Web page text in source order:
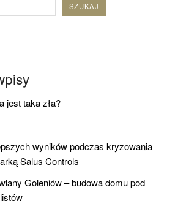
SZUKAJ
jest taka zła?
wyników podczas kryzowania
Salus Controls
Goleniów – budowa domu pod